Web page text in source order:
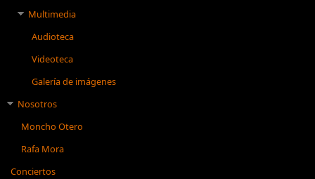
Multimedia
Audioteca
Videoteca
Galería de imágenes
Nosotros
Moncho Otero
Rafa Mora
Conciertos